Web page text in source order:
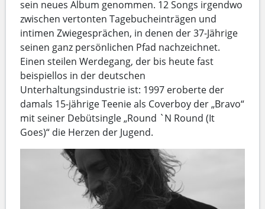
sein neues Album genommen. 12 Songs irgendwo
zwischen vertonten Tagebucheinträgen und
intimen Zwiegesprächen, in denen der 37-Jährige
seinen ganz persönlichen Pfad nachzeichnet.
Einen steilen Werdegang, der bis heute fast
beispiellos in der deutschen
Unterhaltungsindustrie ist: 1997 eroberte der
damals 15-jährige Teenie als Coverboy der „Bravo“
mit seiner Debütsingle „Round `N Round (It
Goes)“ die Herzen der Jugend.